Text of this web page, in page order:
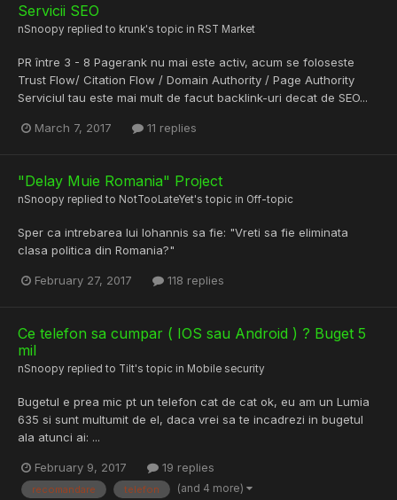
Servicii SEO
nSnoopy replied to krunk's topic in RST Market
PR între 3 - 8 Pagerank nu mai este activ, acum se foloseste
Trust Flow/ Citation Flow / Domain Authority / Page Authority
Serviciul tau este mai mult de facut backlink-uri decat de SEO...
March 7, 2017 11 replies
"Delay Muie Romania" Project
nSnoopy replied to NotTooLateYet's topic in Off-topic
Sper ca intrebarea lui Iohannis sa fie: "Vreti sa fie eliminata
clasa politica din Romania?"
February 27, 2017 118 replies
Ce telefon sa cumpar ( IOS sau Android ) ? Buget 5
mil
nSnoopy replied to Tilt's topic in Mobile security
Bugetul e prea mic pt un telefon cat de cat ok, eu am un Lumia
635 si sunt multumit de el, daca vrei sa te incadrezi in bugetul
ala atunci ai: ...
February 9, 2017 19 replies
recomandare telefon (and 4 more)